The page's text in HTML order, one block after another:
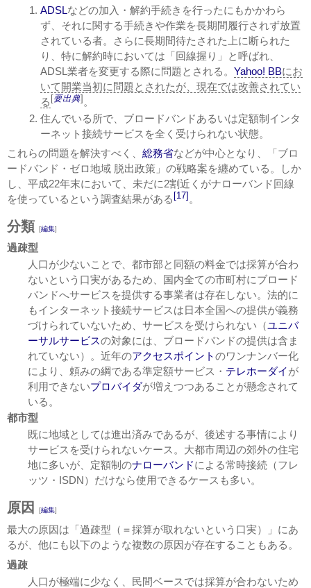
ADSLなどの加入・解約手続きを行ったにもかかわら
ず、それに関する手続きや作業を長期間履行されず放置
されている者。さらに長期間待たされた上に断られた
り、特に解約時においては「回線握り」と呼ばれ、
ADSL業者を変更する際に問題とされる。 Yahoo! BBにお
いて開業当初に問題とされたが、現在では改善されてい
る 要出典 。
住んでいる所で、ブロードバンドあるいは定額制インタ
ーネット接続サービスを全く受けられない状態。
これらの問題を解決すべく、 総務省などが中心となり、「ブロ
ードバンド・ゼロ地域 脱出政策」の戦略案を纏めている。しか
し、平成22年末において、未だに2割近くがナローバンド回線
を使っているという調査結果がある [17] 。
分類 [編集]
過疎型
人口が少ないことで、都市部と同額の料金では採算が合わ
ないという口実があるため、国内全ての市町村にブロード
バンドへサービスを提供する事業者は存在しない。法的に
もインターネット接続サービスは日本全国への提供が義務
づけられていないため、サービスを受けられない（ユニバ
ーサルサービスの対象には、ブロードバンドの提供は含ま
れていない）。近年のアクセスポイントのワンナンバー化
により、頼みの綱である準定額サービス・ テレホーダイが
利用できないプロバイダが増えつつあることが懸念されて
いる。
都市型
既に地域としては進出済みであるが、後述する事情により
サービスを受けられないケース。大都市周辺の郊外の住宅
地に多いが、定額制のナローバンドによる常時接続（フレ
ッツ・ISDN）だけなら使用できるケースも多い。
原因 [編集]
最大の原因は「過疎型（＝採算が取れないという口実）」にあ
るが、他にも以下のような複数の原因が存在することもある。
過疎
人口が極端に少なく、民間ベースでは採算が合わないため